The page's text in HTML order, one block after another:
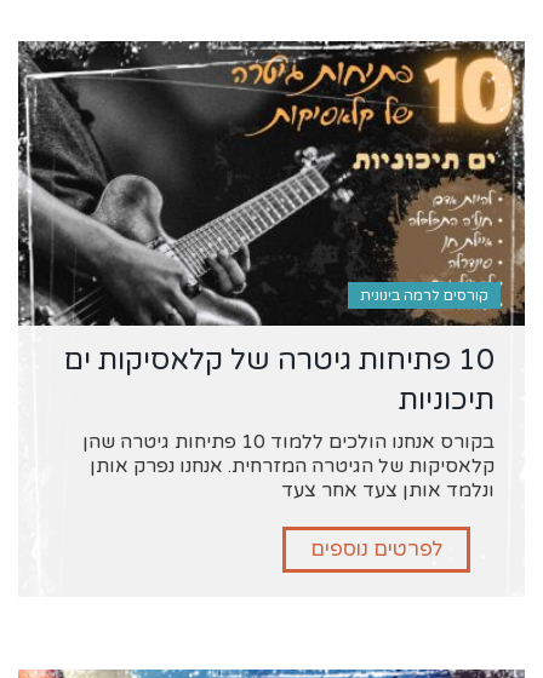
קורסים לרמה בינונית
10 פתיחות גיטרה של קלאסיקות ים
תיכוניות
בקורס אנחנו הולכים ללמוד 10 פתיחות גיטרה שהן
קלאסיקות של הגיטרה המזרחית. אנחנו נפרק אותן
ונלמד אותן צעד אחר צעד
לפרטים נוספים